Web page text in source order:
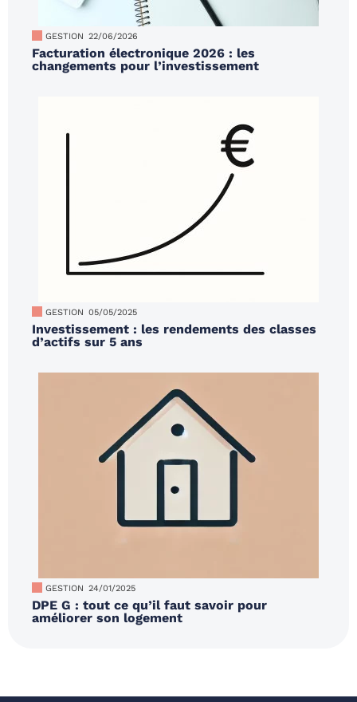
GESTION 22/06/2026
Facturation électronique 2026 : les
changements pour l’investissement
GESTION 05/05/2025
Investissement : les rendements des classes
d’actifs sur 5 ans
GESTION 24/01/2025
DPE G : tout ce qu’il faut savoir pour
améliorer son logement